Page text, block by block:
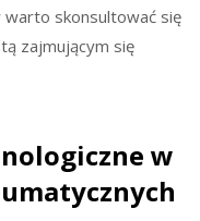
skonsultować się
zajmującym się
w